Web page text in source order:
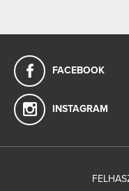
FACEBOOK
INSTAGRAM